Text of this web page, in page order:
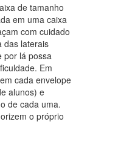
de tamanho
em uma caixa
com cuidado
das laterais
por lá possa
Em
cada envelope
alunos) e
de cada uma.
o próprio